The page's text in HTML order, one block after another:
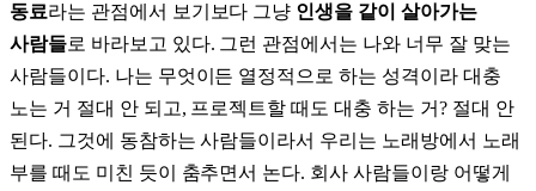
동료라는 관점에서 보기보다 그냥 인생을 같이 살아가는
사람들로 바라보고 있다. 그런 관점에서는 나와 너무 잘 맞는
사람들이다. 나는 무엇이든 열정적으로 하는 성격이라 대충
노는 거 절대 안 되고, 프로젝트할 때도 대충 하는 거? 절대 안
된다. 그것에 동참하는 사람들이라서 우리는 노래방에서 노래
부를 때도 미친 듯이 춤추면서 논다. 회사 사람들이랑 어떻게